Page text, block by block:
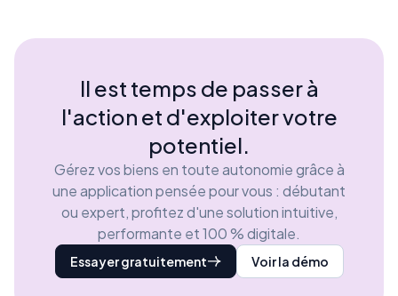
Il est temps de passer à
l'action et d'exploiter votre
potentiel.
Gérez vos biens en toute autonomie grâce à
une application pensée pour vous : débutant
ou expert, profitez d'une solution intuitive,
performante et 100 % digitale.
Essayer gratuitement Voir la démo